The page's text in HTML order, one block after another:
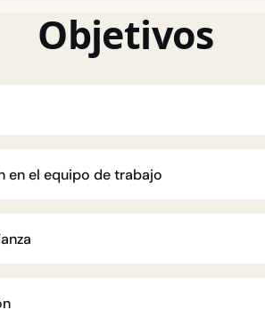
Objetivos
en el equipo de trabajo